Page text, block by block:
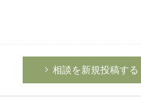
相談を新規投稿する